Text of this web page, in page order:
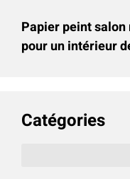
Papier peint
pour un intérieur
Catégories